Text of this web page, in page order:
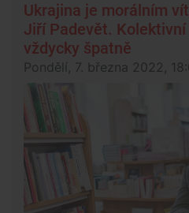
Ukrajina je morálním
Jiří Padevět.
vždycky špatně
Pondělí, 7. března 2022,